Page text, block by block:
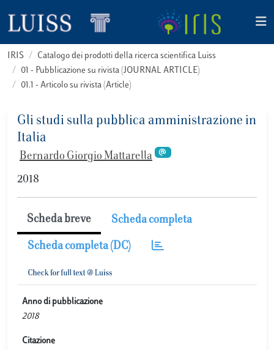
IRIS
Catalogo dei prodotti della ricerca scientifica Luiss
01 - Pubblicazione su rivista (JOURNAL ARTICLE)
01.1 - Articolo su rivista (Article)
Gli studi sulla pubblica amministrazione in
Italia
Bernardo Giorgio Mattarella
2018
Scheda breve Scheda completa
Scheda completa (DC)
Anno di pubblicazione
2018
Citazione